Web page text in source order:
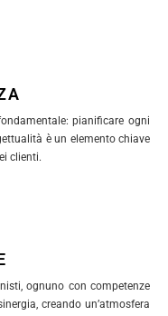
pianificare ogni
è un elemento chiave
clienti.
ognuno con competenze
creando un’atmosfera